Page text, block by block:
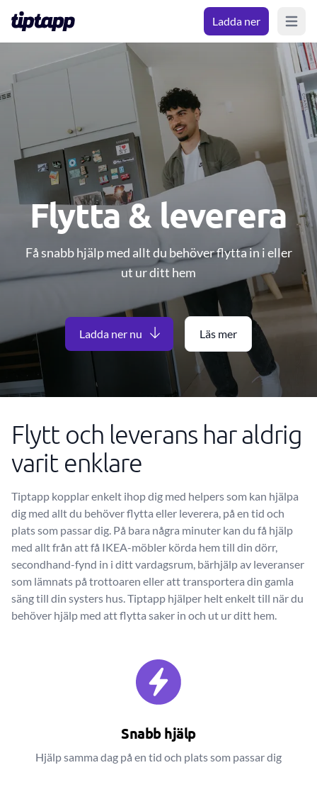
Ladda ner Open
Flytta & leverera
Få snabb hjälp med allt du behöver flytta in i eller
ut ur ditt hem
Ladda ner nu Läs mer
Flytt och leverans har aldrig
varit enklare
Tiptapp kopplar enkelt ihop dig med helpers som kan hjälpa
dig med allt du behöver flytta eller leverera, på en tid och
plats som passar dig. På bara några minuter kan du få hjälp
med allt från att få IKEA-möbler körda hem till din dörr,
secondhand-fynd in i ditt vardagsrum, bärhjälp av leveranser
som lämnats på trottoaren eller att transportera din gamla
säng till din systers hus. Tiptapp hjälper helt enkelt till när du
behöver hjälp med att flytta saker in och ut ur ditt hem.
Snabb hjälp
Hjälp samma dag på en tid och plats som passar dig